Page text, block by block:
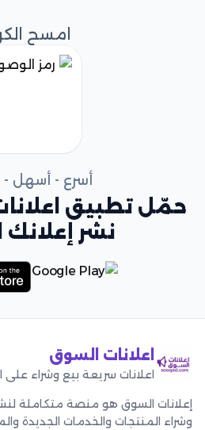
امسح
أسرع - أسهل
حمّل تطبيق
نشر إعلانك
اعلانات السوق
اعلانات سريعة بيع وشراء على
إعلانات السوق هو منصة متكاملة لنشر
وشراء المنتجات والخدمات الجديدة